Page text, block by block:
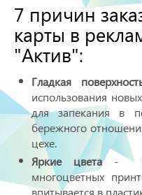
7 причин
карты в
"Актив":
Гладкая
использования
для запекания в
бережного
цехе.
Яркие цвета- в
многоцветных